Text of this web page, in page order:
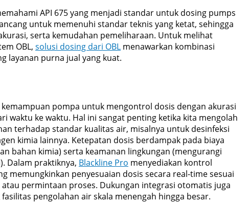
API 675 yang menjadi standar untuk dosing pumps
untuk memenuhi standar teknis yang ketat, sehingga
serta kemudahan pemeliharaan. Untuk melihat
OBL, solusi dosing dari OBL menawarkan kombinasi
layanan purna jual yang kuat.
pompa untuk mengontrol dosis dengan akurasi
waktu ke waktu. Hal ini sangat penting ketika kita mengolah
terhadap standar kualitas air, misalnya untuk desinfeksi
kimia lainnya. Ketepatan dosis berdampak pada biaya
bahan kimia) serta keamanan lingkungan (mengurangi
Dalam praktiknya, Blackline Pro menyediakan kontrol
memungkinkan penyesuaian dosis secara real-time sesuai
permintaan proses. Dukungan integrasi otomatis juga
pengolahan air skala menengah hingga besar.